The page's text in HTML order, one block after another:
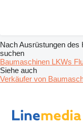
Nach Ausrüstungen des
suchen
Baumaschinen LKWs
Siehe auch
Verkäufer von